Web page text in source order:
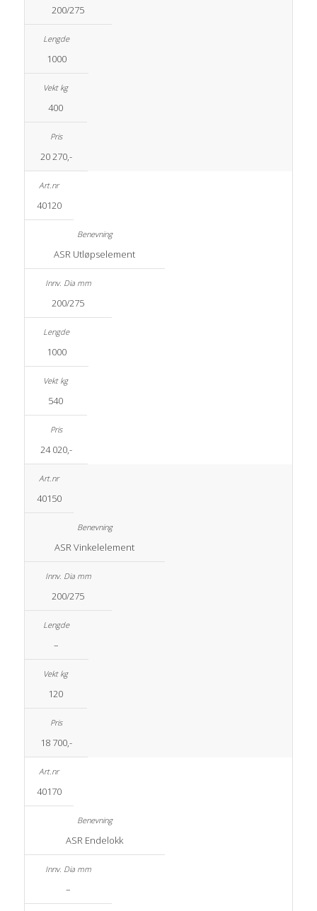
200/275
1000
400
20 270,-
40120
ASR Utløpselement
200/275
1000
540
24 020,-
40150
ASR Vinkelelement
200/275
–
120
18 700,-
40170
ASR Endelokk
–